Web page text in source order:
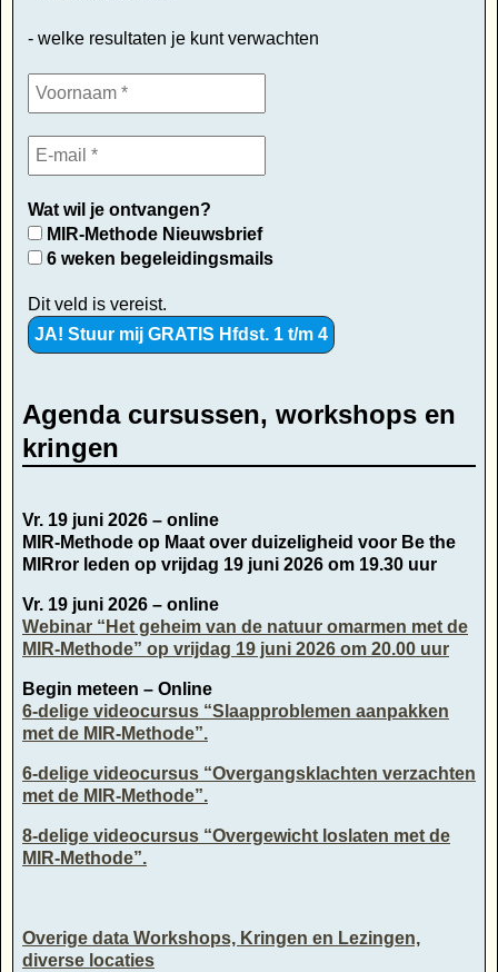
- welke resultaten je kunt verwachten
Wat wil je ontvangen?
MIR-Methode Nieuwsbrief
6 weken begeleidingsmails
Dit veld is vereist.
Agenda cursussen, workshops en
kringen
Vr. 19 juni 2026 – online
MIR-Methode op Maat over duizeligheid voor Be the
MIRror leden op vrijdag 19 juni 2026 om 19.30 uur
Vr. 19 juni 2026 – online
Webinar “Het geheim van de natuur omarmen met de
MIR-Methode” op vrijdag 19 juni 2026 om 20.00 uur
Begin meteen – Online
6-delige videocursus “Slaapproblemen aanpakken
met de MIR-Methode”.
6-delige videocursus “Overgangsklachten verzachten
met de MIR-Methode”.
8-delige videocursus “Overgewicht loslaten met de
MIR-Methode”.
Overige data Workshops, Kringen en Lezingen,
diverse locaties